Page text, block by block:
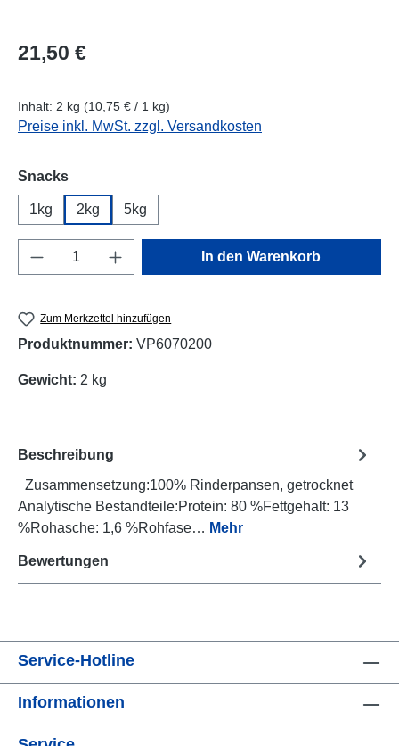
Regulärer Preis:
21,50 €
Inhalt: 2 kg (10,75 € / 1 kg)
Preise inkl. MwSt. zzgl. Versandkosten
Snacksauswählen
1kg 2kg 5kg
Produkt Anzahl: Gib den gewünschten
In den Warenkorb
Zum Merkzettel hinzufügen
Produktnummer: VP6070200
Gewicht: 2 kg
Beschreibung
Zusammensetzung:100% Rinderpansen, getrocknet
Analytische Bestandteile:Protein: 80 %Fettgehalt: 13
%Rohasche: 1,6 %Rohfase… Mehr
Bewertungen
Service-Hotline
Informationen